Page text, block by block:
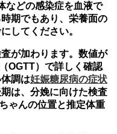
などの感染症を血液で
期でもあり、栄養面の
してください。
が加わります。数値が
OGTT）で詳しく確認
調は妊娠糖尿病の症状
は、分娩に向けた検査
ゃんの位置と推定体重